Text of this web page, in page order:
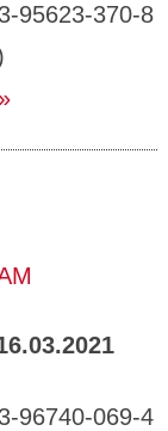
95623-370-8
96740-069-4